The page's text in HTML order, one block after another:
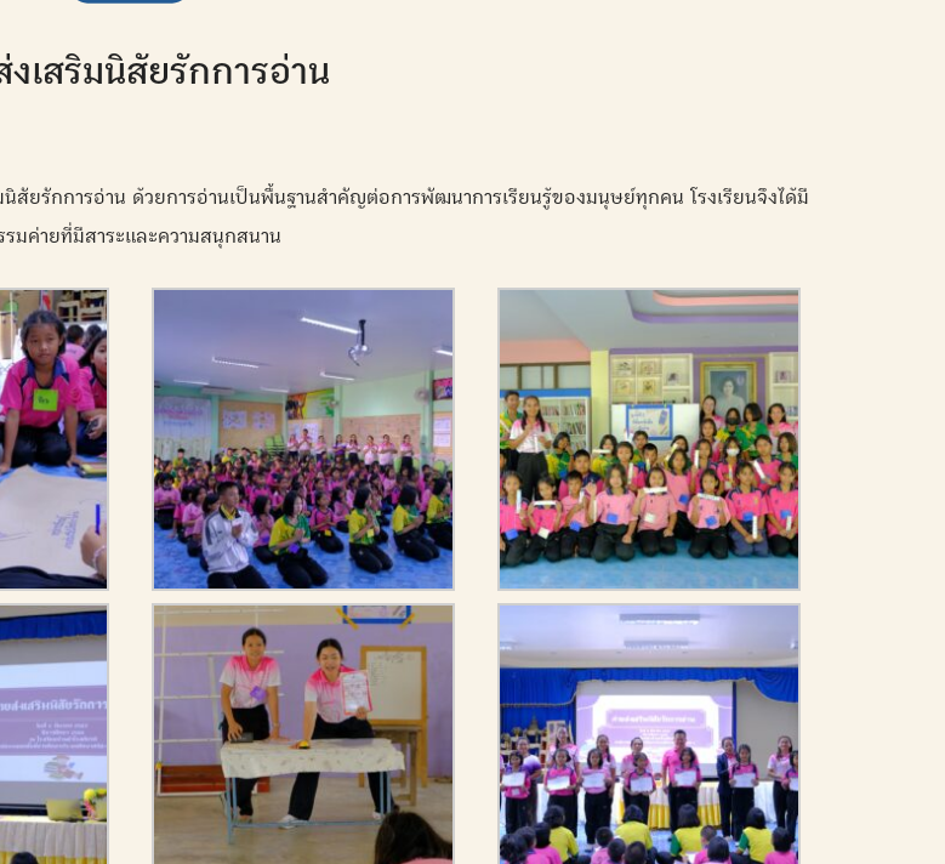
งเสริมนิสัยรักการอ่าน
สัยรักการอ่าน ด้วยการอ่านเป็นพื้นฐานสำคัญต่อการพัฒนาการเรียนรู้ของมนุษย์ทุกคน โรงเรียนจึงได้มี
มค่ายที่มีสาระและความสนุกสนาน